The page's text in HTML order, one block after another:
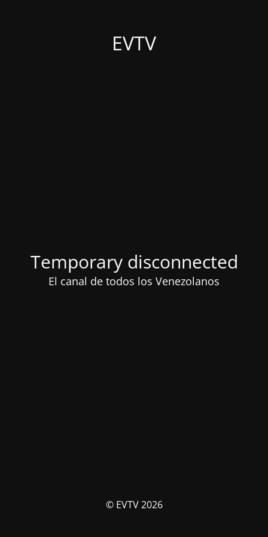
EVTV
Temporary disconnected
El canal de todos los Venezolanos
© EVTV 2026